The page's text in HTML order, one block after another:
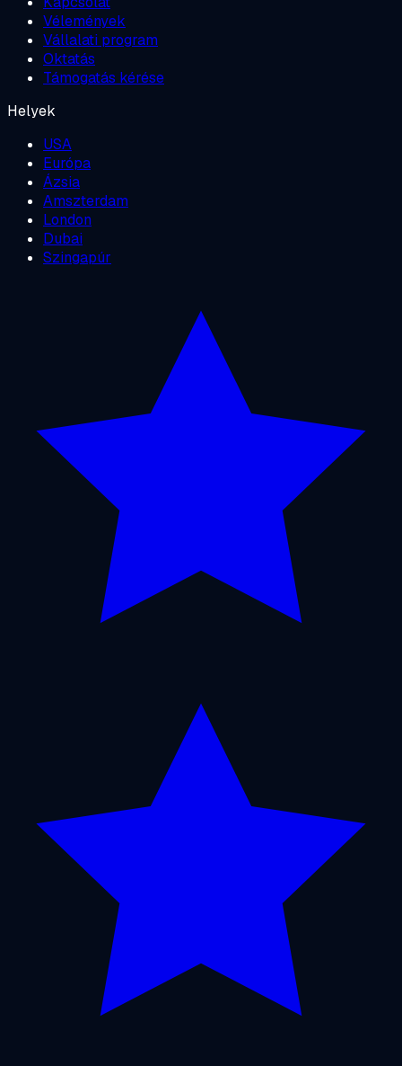
Vélemények
Vállalati program
Oktatás
Támogatás kérése
Helyek
USA
Európa
Ázsia
Amszterdam
London
Dubai
Szingapúr